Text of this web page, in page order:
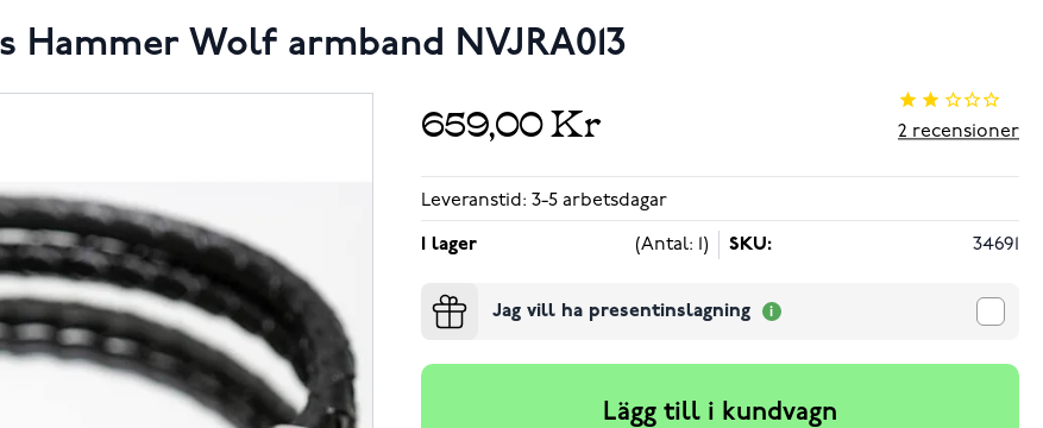
Wolf armband NVJRA013
659,00 Kr 2 recensioner
Leveranstid: 3-5 arbetsdagar
I lager (Antal: 1) SKU: 34691
Jag vill ha presentinslagning
Lägg till i kundvagn